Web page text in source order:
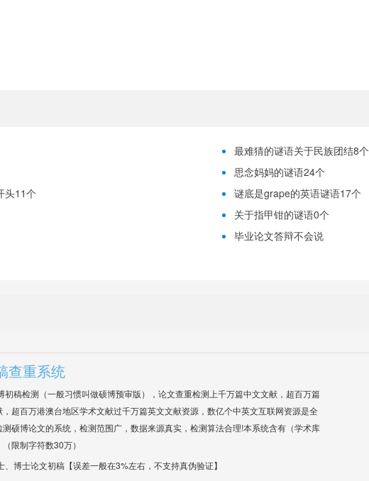
最难猜的谜语关于民族团结8个
思念妈妈的谜语24个
头11个
谜底是grape的英语谜语17个
关于指甲钳的谜语0个
毕业论文答辩不会说
查重系统
初稿检测（一般习惯叫做硕博预审版），论文查重检测上千万篇中文文献，超百万篇
超百万港澳台地区学术文献过千万篇英文文献资源，数亿个中英文互联网资源是全
测硕博论文的系统，检测范围广，数据来源真实，检测算法合理!本系统含有（学术库
限制字符数30万）
、博士论文初稿【误差一般在3%左右，不支持真伪验证】